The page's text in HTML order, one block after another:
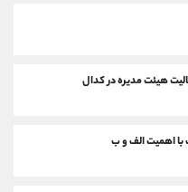
هیئت مدیره در کدال
اهمیت الف و ب